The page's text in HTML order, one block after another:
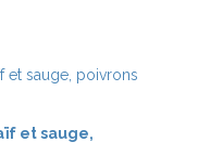
et sauge,